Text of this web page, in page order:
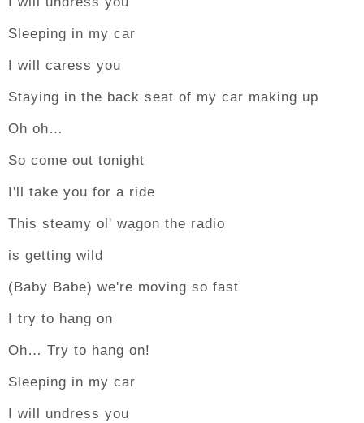
Sleeping in my car
I will caress you
Staying in the back seat of my car making up
Oh oh…
So come out tonight
I'll take you for a ride
This steamy ol' wagon the radio
is getting wild
(Baby Babe) we're moving so fast
I try to hang on
Oh… Try to hang on!
Sleeping in my car
I will undress you